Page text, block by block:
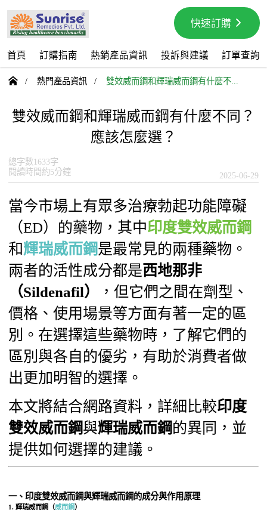
快速訂購
首頁 訂購指南 熱銷產品資訊 投訴與建議 訂單查詢
 / 熱門產品資訊 / 雙效威而鋼和輝瑞威而鋼有什麼不...
雙效威而鋼和輝瑞威而鋼有什麼不同？
應該怎麼選？
總字數1633字
閱讀時間約5分鐘
2025-06-29
當今市場上有眾多治療勃起功能障礙
（ED）的藥物，其中印度雙效威而鋼
和輝瑞威而鋼是最常見的兩種藥物。
兩者的活性成分都是西地那非
（Sildenafil）
，但它們之間在劑型、
價格、使用場景等方面有著一定的區
別。在選擇這些藥物時，了解它們的
區別與各自的優劣，有助於消費者做
出更加明智的選擇。
本文將結合網路資料，詳細比較印度
雙效威而鋼與輝瑞威而鋼的異同，並
提供如何選擇的建議。
一、印度雙效威而鋼與輝瑞威而鋼的成分與作用原理
1.輝瑞威而鋼（威而鋼）